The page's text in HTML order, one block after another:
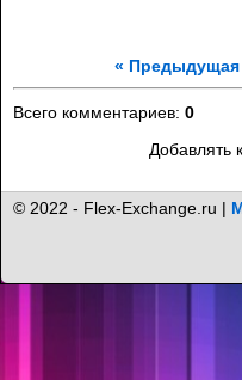
« Предыдущая
Всего комментариев: 0
Добавлять
© 2022 - Flex-Exchange.ru |